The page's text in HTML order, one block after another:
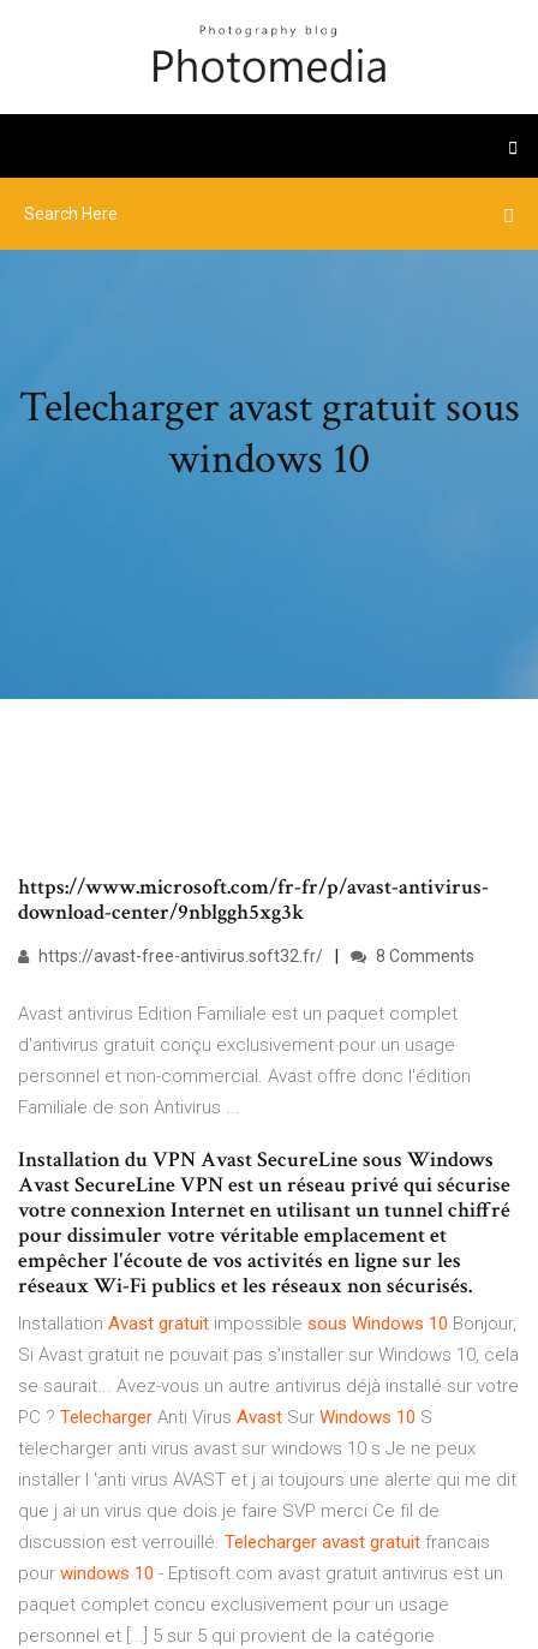
Telecharger avast gratuit sous
windows 10
https://www.microsoft.com/fr-fr/p/avast-antivirus-
download-center/9nblggh5xg3k
https://avast-free-antivirus.soft32.fr/ 8 Comments
Avast antivirus Edition Familiale est un paquet complet
d'antivirus gratuit conçu exclusivement pour un usage
personnel et non-commercial. Avast offre donc l'édition
Familiale de son Antivirus ...
Installation du VPN Avast SecureLine sous Windows
Avast SecureLine VPN est un réseau privé qui sécurise
votre connexion Internet en utilisant un tunnel chiffré
pour dissimuler votre véritable emplacement et
empêcher l'écoute de vos activités en ligne sur les
réseaux Wi-Fi publics et les réseaux non sécurisés.
Installation Avast gratuit impossible sous Windows 10 Bonjour,
Si Avast gratuit ne pouvait pas s'installer sur Windows 10, cela
se saurait... Avez-vous un autre antivirus déjà installé sur votre
PC ? Telecharger Anti Virus Avast Sur Windows 10 S
telecharger anti virus avast sur windows 10 s Je ne peux
installer l 'anti virus AVAST et j ai toujours une alerte qui me dit
que j ai un virus que dois je faire SVP merci Ce fil de
discussion est verrouillé. Telecharger avast gratuit francais
pour windows 10 - Eptisoft.com avast gratuit antivirus est un
paquet complet concu exclusivement pour un usage
personnel et [...] 5 sur 5 qui provient de la catégorie